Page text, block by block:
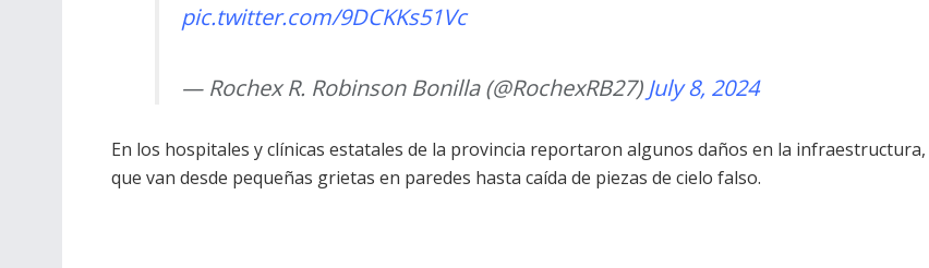
pic.twitter.com/9DCKKs51Vc
— Rochex R. Robinson Bonilla (@RochexRB27) July 8, 2024
En los hospitales y clínicas estatales de la provincia reportaron algunos daños en la infraestructura,
que van desde pequeñas grietas en paredes hasta caída de piezas de cielo falso.